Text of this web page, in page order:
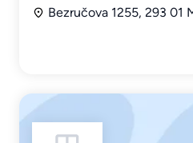
Bezručova 1255, 293 01